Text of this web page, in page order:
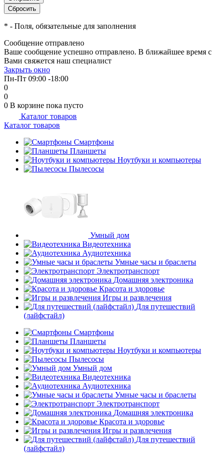
* - Поля, обязательные для заполнения
Сообщение отправлено
Ваше сообщение успешно отправлено. В ближайшее время с
Вами свяжется наш специалист
Закрыть окно
Пн-Пт 09:00 -18:00
0
0
0 В корзине пока пусто
Каталог товаров
Каталог товаров
Смартфоны
Планшеты
Ноутбуки и компьютеры
Пылесосы
Умный дом
Видеотехника
Аудиотехника
Умные часы и браслеты
Электротранспорт
Домашняя электроника
Красота и здоровье
Игры и развлечения
Для путешествий
(лайфстайл)
Смартфоны
Планшеты
Ноутбуки и компьютеры
Пылесосы
Умный дом
Видеотехника
Аудиотехника
Умные часы и браслеты
Электротранспорт
Домашняя электроника
Красота и здоровье
Игры и развлечения
Для путешествий
(лайфстайл)
по
Подробнее
об оплате Плайтом
недели
раз в 2 недели
plait.ru